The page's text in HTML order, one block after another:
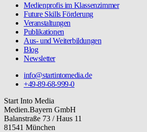
Medienprofis im Klassenzimmer
Future Skills Förderung
Veranstaltungen
Publikationen
Aus- und Weiterbildungen
Blog
Newsletter
info@startintomedia.de
+49-89-68-999-0
Start Into Media
Medien.Bayern GmbH
Balanstraße 73 / Haus 11
81541 München